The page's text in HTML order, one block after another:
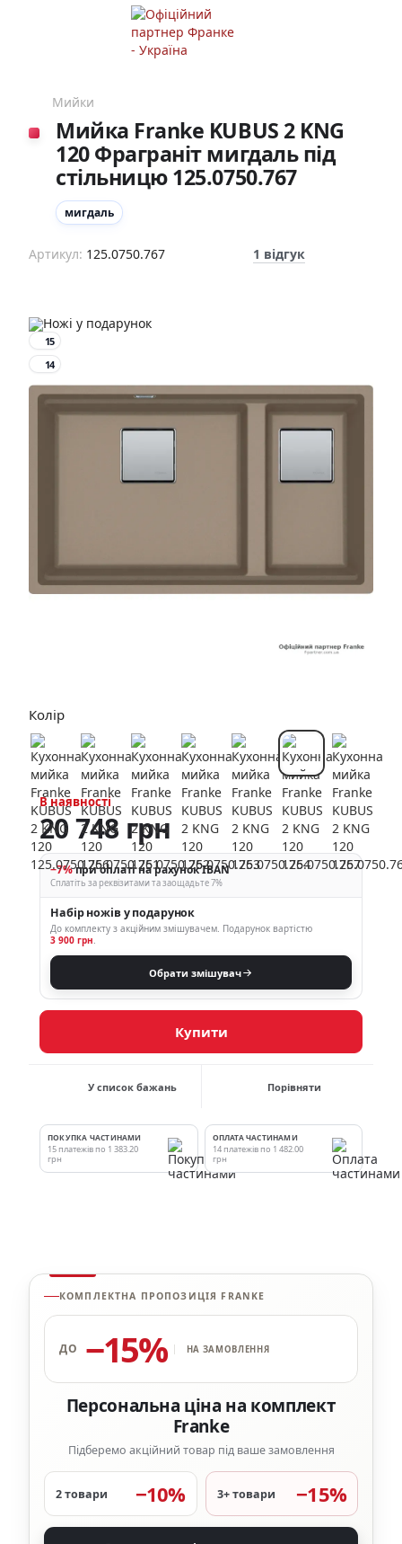
Мийки
Мийка Franke KUBUS 2 KNG
120 Фраграніт мигдаль під
стільницю 125.0750.767
мигдаль
Артикул: 125.0750.767 1 відгук
15
14
Колір
В наявності
20 748 грн
−7%при оплаті на рахунок IBAN
Сплатіть за реквізитами та заощадьте 7%
Набір ножів у подарунок
До комплекту з акційним змішувачем. Подарунок вартістю
3 900 грн.
Обрати змішувач
Купити
У список бажань Порівняти
ПОКУПКА ЧАСТИНАМИ
15 платежів по 1 383.20
грн
ОПЛАТА ЧАСТИНАМИ
14 платежів по 1 482.00
грн
КОМПЛЕКТНА ПРОПОЗИЦІЯ FRANKE
ДО −15% НА ЗАМОВЛЕННЯ
Персональна ціна на комплект
Franke
Підберемо акційний товар під ваше замовлення
2 товари −10% 3+ товари −15%